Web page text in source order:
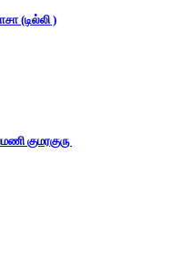
(டில்லி )
குமரகுரு